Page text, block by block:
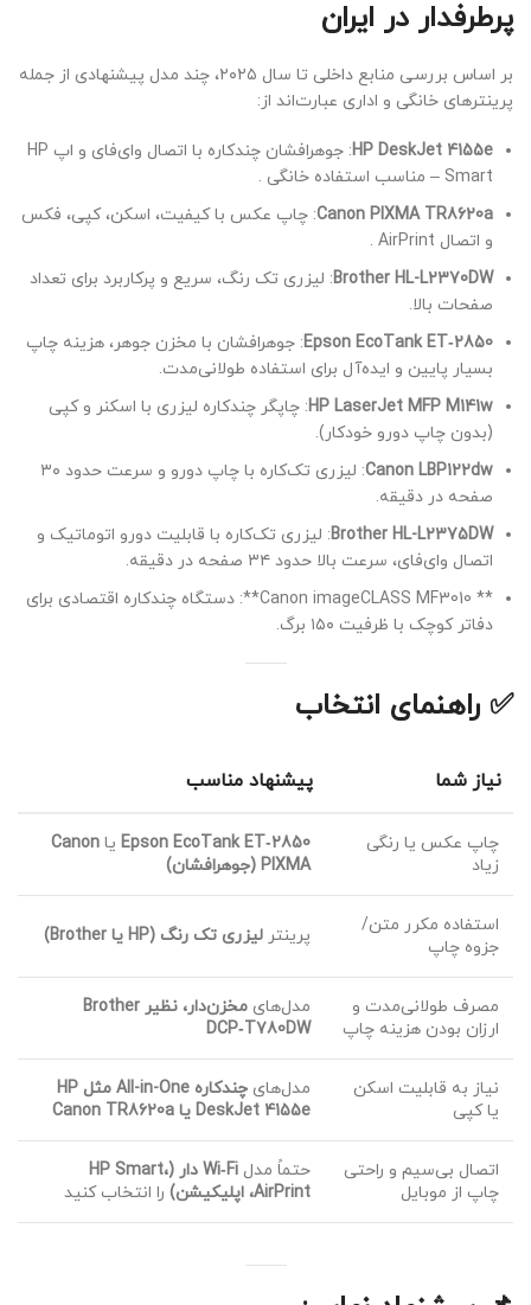
پرطرفدار در ایران
بر اساس بررسی منابع داخلی تا سال ۲۰۲۵، چند مدل پیشنهادی از جمله
پرینترهای خانگی و اداری عبارت‌اند از:
HP DeskJet 4155e
: جوهرافشان چندکاره با اتصال وای‌فای و اپ HP
Smart – مناسب استفاده خانگی
.
Canon PIXMA TR8620a: چاپ عکس با کیفیت، اسکن، کپی، فکس
و اتصال AirPrint
.
Brother HL-L2370DW: لیزری تک رنگ، سریع و پرکاربرد برای تعداد
صفحات بالا.
Epson EcoTank ET‑2850: جوهرافشان با مخزن جوهر، هزینه چاپ
بسیار پایین و ایده‌آل برای استفاده طولانی‌مدت.
HP LaserJet MFP M141w: چاپگر چندکاره لیزری با اسکنر و کپی
(بدون چاپ دورو خودکار).
Canon LBP122dw
: لیزری تک‌کاره با چاپ دورو و سرعت حدود ۳۰
صفحه در دقیقه.
Brother HL-L2375DW: لیزری تک‌کاره با قابلیت دورو اتوماتیک و
اتصال وای‌فای، سرعت بالا حدود ۳۴ صفحه در دقیقه.
** Canon imageCLASS MF3010**: دستگاه چندکاره اقتصادی برای
دفاتر کوچک با ظرفیت ۱۵۰ برگ.
✅ راهنمای انتخاب
نیاز شما پیشنهاد مناسب
چاپ عکس یا رنگی
زیاد
Epson EcoTank ET‑2850 یا Canon
PIXMA (جوهرافشان)
استفاده مکرر متن/
جزوه چاپ
پرینتر لیزری تک رنگ (HP یا Brother)
مصرف طولانی‌مدت و
ارزان بودن هزینه چاپ
مدل‌های
مخزن‌دار، نظیر Brother
DCP‑T780DW
نیاز به قابلیت اسکن
یا کپی
مدل‌های
چندکاره All-in-One مثل HP
DeskJet 4155e یا Canon TR8620a
اتصال بی‌سیم و راحتی
چاپ از موبایل
حتماً مدل
Wi‑Fi دار (HP Smart،
AirPrint، اپلیکیشن)
را انتخاب کنید